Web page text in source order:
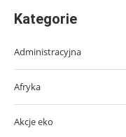
Kategorie
Administracyjna
Afryka
Akcje eko